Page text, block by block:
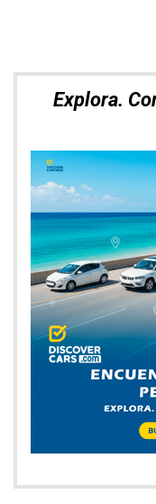
Explora.